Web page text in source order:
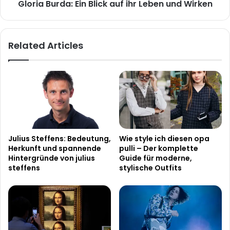
Gloria Burda: Ein Blick auf ihr Leben und Wirken
Related Articles
Julius Steffens: Bedeutung,
Herkunft und spannende
Hintergründe von julius
steffens
Wie style ich diesen opa
pulli – Der komplette
Guide für moderne,
stylische Outfits